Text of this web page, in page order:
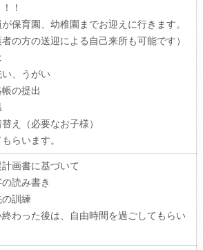
！
保育園、幼稚園までお迎えに行きます。
の方の送迎による自己来所も可能です）
、うがい
の提出
え（必要なお子様）
らいます。
画書に基づいて
読み書き
訓練
わった後は、自由時間を過ごしてもらい